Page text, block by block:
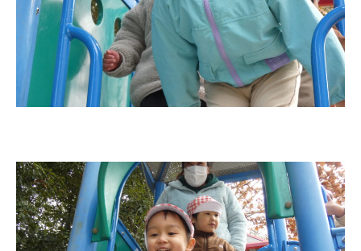
⼤阪府私⽴幼稚園連盟
社会福祉法人野田福祉会